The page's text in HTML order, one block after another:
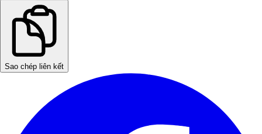
Sao chép liên kết